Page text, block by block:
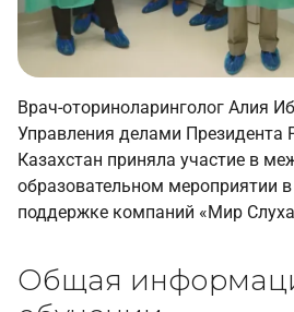
Врач-оториноларинголог Алия
Управления делами Президента
Казахстан приняла участие в
образовательном мероприятии
поддержке компаний «Мир
Общая